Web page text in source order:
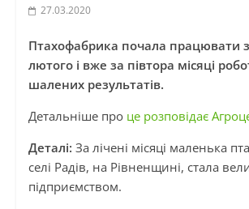
27.03.2020
Птахофабрика почала працювати
лютого і вже за півтора місяці
шалених результатів.
Детальніше про це розповідає
Деталі: За лічені місяці маленька
селі Радів, на Рівненщині, стала
підприємством.